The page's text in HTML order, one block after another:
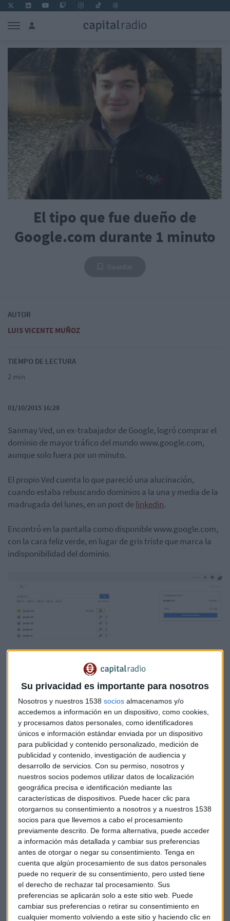
Su privacidad es importante para nosotros
Nosotros y nuestros 1538 socios almacenamos y/o
accedemos a información en un dispositivo, como cookies,
y procesamos datos personales, como identificadores
únicos e información estándar enviada por un dispositivo
para publicidad y contenido personalizado, medición de
publicidad y contenido, investigación de audiencia y
desarrollo de servicios. Con su permiso, nosotros y
nuestros socios podemos utilizar datos de localización
geográfica precisa e identificación mediante las
características de dispositivos. Puede hacer clic para
otorgarnos su consentimiento a nosotros y a nuestros 1538
socios para que llevemos a cabo el procesamiento
previamente descrito. De forma alternativa, puede acceder
a información más detallada y cambiar sus preferencias
antes de otorgar o negar su consentimiento. Tenga en
cuenta que algún procesamiento de sus datos personales
puede no requerir de su consentimiento, pero usted tiene
el derecho de rechazar tal procesamiento. Sus
preferencias se aplicarán solo a este sitio web. Puede
cambiar sus preferencias o retirar su consentimiento en
cualquier momento volviendo a este sitio y haciendo clic en
El tipo que fue dueño de
Google.com durante 1 minuto
AUTOR
LUIS VICENTE MUÑOZ
TIEMPO DE LECTURA
2 min
01/10/2015 16:28
Sanmay Ved, un ex-trabajador de Google, logró comprar el
dominio de mayor tráfico del mundo www.google.com,
aunque solo fuera por un minuto.
El propio Ved cuenta lo que pareció una alucinación,
cuando estaba rebuscando dominios a la una y media de la
madrugada del lunes, en un post delinkedin.
Encontró en la pantalla como disponible www.google.com,
con la cara feliz verde, en lugar de gris triste que marca la
indisponibilidad del dominio.
¿Que cuánto costaba comprar el dominio? ¡12 dólares!
"Pensé que eso sería un error, pero pinché en el carrito de la
compra ¡y entró! Pagué sin problema" Lo que ocurrió
después fue vertiginoso: se actualizó su consola de
búsqueda de Google, y empezó a ver mensajes de los sitios
web asociados y a recibir mensajes dirigidos al propietario
del dominio google.com. Tenía los controles como
webmaster.
En pocos segundos, su buzón de correo electrónico se llenó
de mensajes con información interna de la compañía, que